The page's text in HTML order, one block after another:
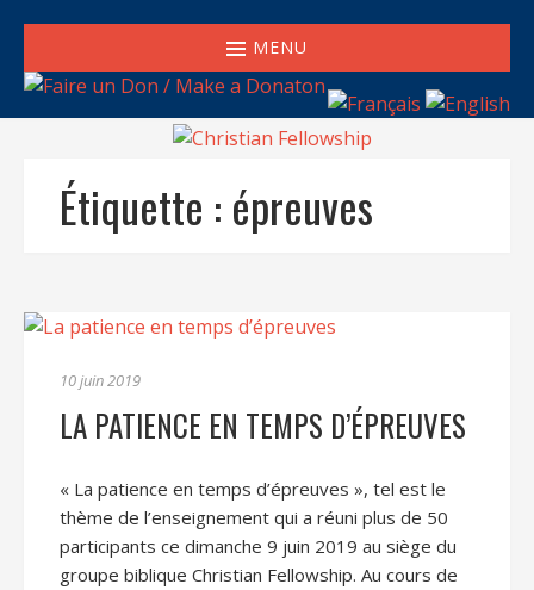
MENU
Étiquette : épreuves
10 juin 2019
LA PATIENCE EN TEMPS D’ÉPREUVES
« La patience en temps d’épreuves », tel est le
thème de l’enseignement qui a réuni plus de 50
participants ce dimanche 9 juin 2019 au siège du
groupe biblique Christian Fellowship. Au cours de